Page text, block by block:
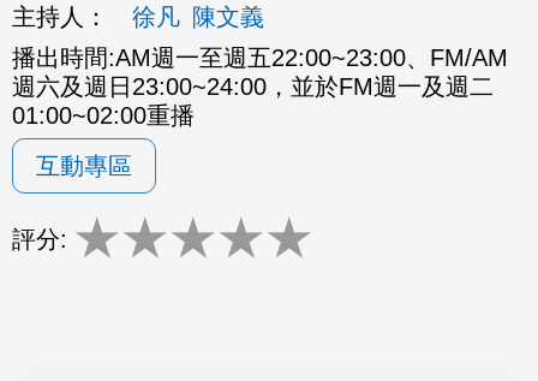
主持人：
徐凡 陳文義
播出時間:AM週一至週五22:00~23:00、FM/AM
週六及週日23:00~24:00，並於FM週一及週二
01:00~02:00重播
互動專區
評分: ★★★★★